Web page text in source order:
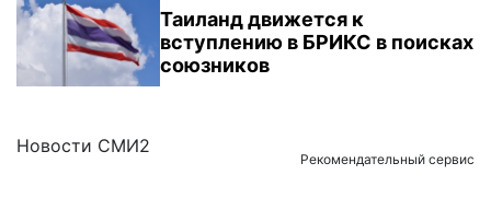
Таиланд движется к
вступлению в БРИКС в поисках
союзников
Новости СМИ2
Рекомендательный сервис